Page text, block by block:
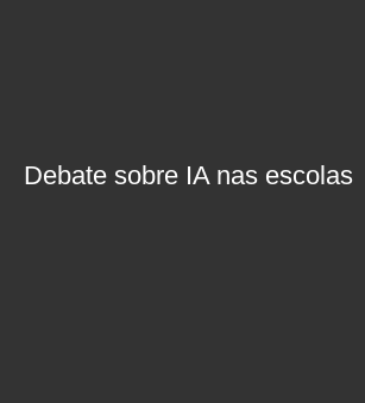
Debate sobre IA nas escolas